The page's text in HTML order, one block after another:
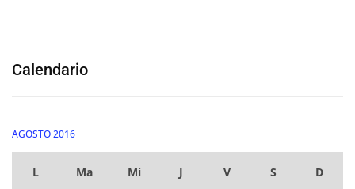
Calendario
AGOSTO 2016
L Ma Mi J V S D